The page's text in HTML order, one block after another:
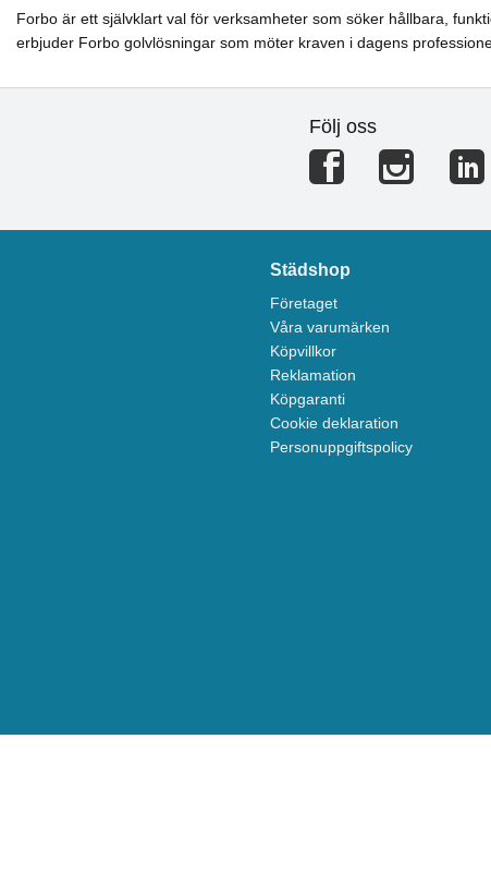
Forbo är ett självklart val för verksamheter som söker hållbara,
erbjuder Forbo golvlösningar som möter kraven i dagens
Följ oss
Städshop
Företaget
Våra varumärken
Köpvillkor
Reklamation
Köpgaranti
Cookie deklaration
Personuppgiftspolicy